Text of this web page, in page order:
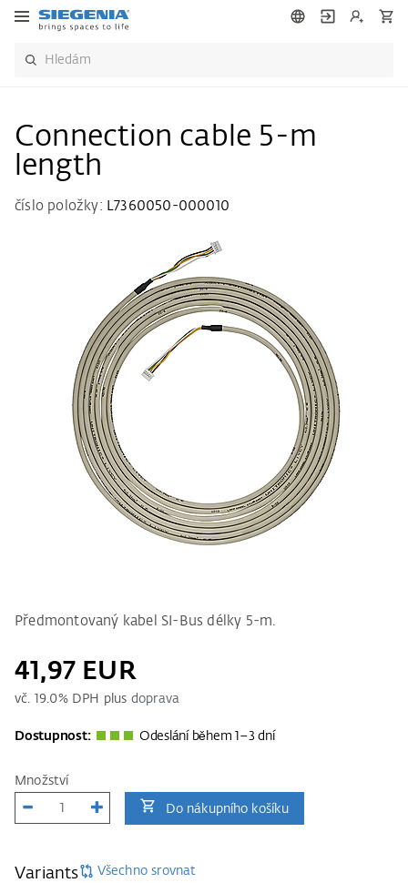
Connection cable 5-m
length
číslo položky: L7360050-000010
Předmontovaný kabel SI-Bus délky 5-m.
41,97 EUR
vč. 19.0% DPH plus doprava
Dostupnost: Odeslání během 1–3 dní
Množství
Do nákupního košíku
Variants Všechno srovnat